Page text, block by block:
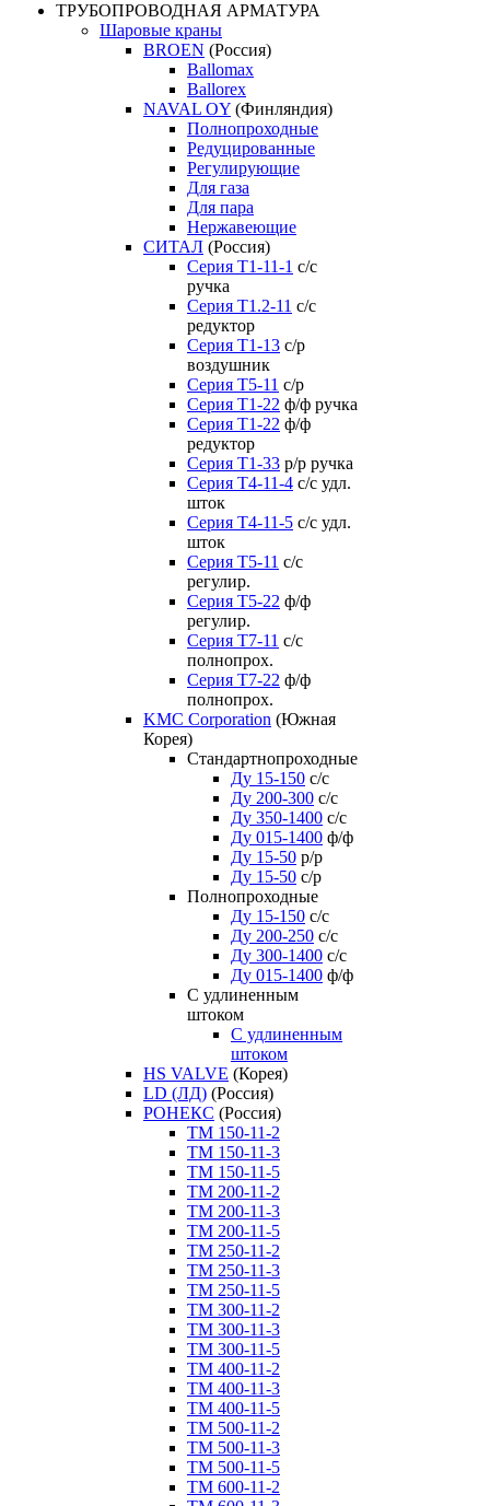
ТРУБОПРОВОДНАЯ АРМАТУРА
Шаровые краны
BROEN (Россия)
Ballomax
Ballorex
NAVAL OY (Финляндия)
Полнопроходные
Редуцированные
Регулирующие
Для газа
Для пара
Нержавеющие
СИТАЛ (Россия)
Серия Т1-11-1 с/с
ручка
Серия Т1.2-11 с/с
редуктор
Серия Т1-13 с/р
воздушник
Серия T5-11 с/р
Серия Т1-22 ф/ф ручка
Серия Т1-22 ф/ф
редуктор
Серия T1-33 р/р ручка
Серия Т4-11-4 с/с удл.
шток
Серия Т4-11-5 с/с удл.
шток
Серия Т5-11 с/с
регулир.
Серия Т5-22 ф/ф
регулир.
Серия Т7-11 с/с
полнопрох.
Серия Т7-22 ф/ф
полнопрох.
KMC Corporation (Южная
Корея)
Стандартнопроходные
Ду 15-150 с/с
Ду 200-300 с/с
Ду 350-1400 с/с
Ду 015-1400 ф/ф
Ду 15-50 р/р
Ду 15-50 с/р
Полнопроходные
Ду 15-150 с/с
Ду 200-250 с/с
Ду 300-1400 с/с
Ду 015-1400 ф/ф
С удлиненным
штоком
C удлиненным
штоком
HS VALVE (Корея)
LD (ЛД) (Россия)
РОНЕКС (Россия)
ТM 150-11-2
ТM 150-11-3
ТM 150-11-5
ТM 200-11-2
ТM 200-11-3
ТM 200-11-5
ТM 250-11-2
ТM 250-11-3
ТM 250-11-5
ТM 300-11-2
ТM 300-11-3
ТM 300-11-5
ТM 400-11-2
ТM 400-11-3
ТM 400-11-5
ТM 500-11-2
ТM 500-11-3
ТM 500-11-5
ТM 600-11-2